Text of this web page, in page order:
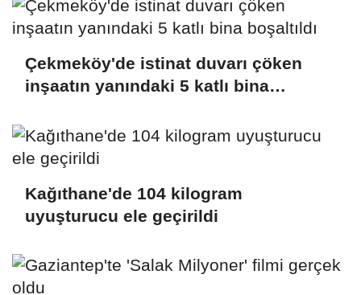
Çekmeköy'de istinat duvarı çöken
inşaatın yanındaki 5 katlı bina
Kağıthane'de 104 kilogram
uyuşturucu ele geçirildi